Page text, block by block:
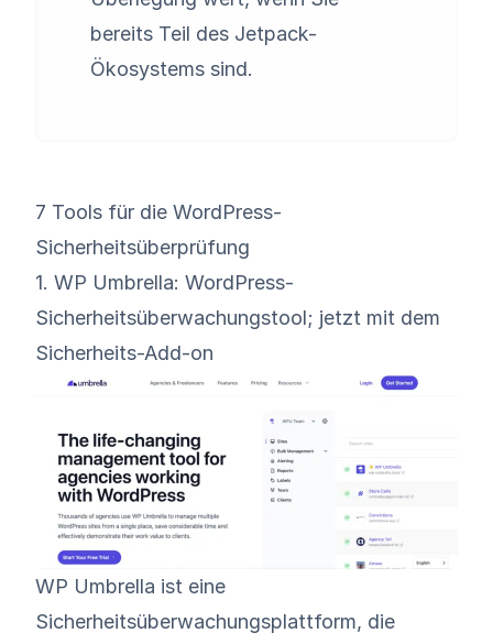
bereits Teil des Jetpack-
Ökosystems sind.
7 Tools für die WordPress-
Sicherheitsüberprüfung
1. WP Umbrella: WordPress-
Sicherheitsüberwachungstool; jetzt mit dem
Sicherheits-Add-on
WP Umbrella ist eine
Sicherheitsüberwachungsplattform, die